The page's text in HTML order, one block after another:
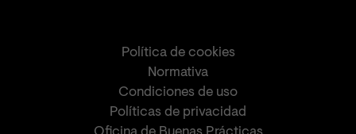
Política de cookies
Normativa
Condiciones de uso
Políticas de privacidad